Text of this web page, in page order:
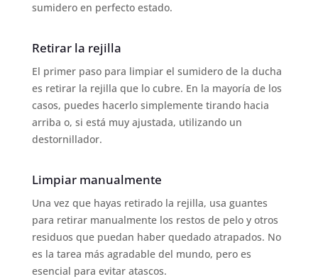
sumidero en perfecto estado.
Retirar la rejilla
El primer paso para limpiar el sumidero de la ducha
es retirar la rejilla que lo cubre. En la mayoría de los
casos, puedes hacerlo simplemente tirando hacia
arriba o, si está muy ajustada, utilizando un
destornillador.
Limpiar manualmente
Una vez que hayas retirado la rejilla, usa guantes
para retirar manualmente los restos de pelo y otros
residuos que puedan haber quedado atrapados. No
es la tarea más agradable del mundo, pero es
esencial para evitar atascos.